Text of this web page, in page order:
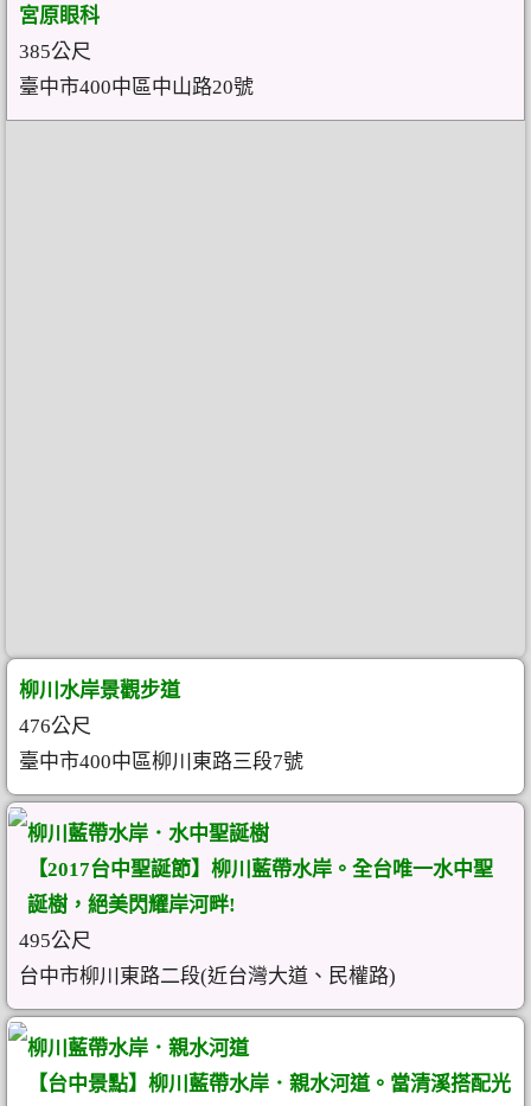
宮原眼科
385公尺
臺中市400中區中山路20號
柳川水岸景觀步道
476公尺
臺中市400中區柳川東路三段7號
柳川藍帶水岸．水中聖誕樹
【2017台中聖誕節】柳川藍帶水岸。全台唯一水中聖
誕樹，絕美閃耀岸河畔!
495公尺
台中市柳川東路二段(近台灣大道、民權路)
柳川藍帶水岸．親水河道
【台中景點】柳川藍帶水岸．親水河道。當清溪搭配光